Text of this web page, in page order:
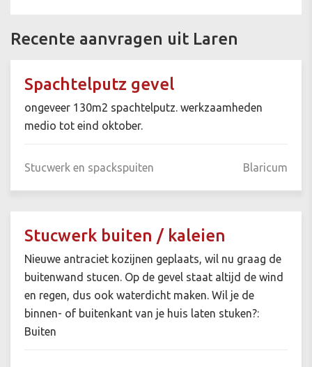
Recente aanvragen uit Laren
Spachtelputz gevel
ongeveer 130m2 spachtelputz. werkzaamheden
medio tot eind oktober.
Stucwerk en spackspuiten Blaricum
Stucwerk buiten / kaleien
Nieuwe antraciet kozijnen geplaats, wil nu graag de
buitenwand stucen. Op de gevel staat altijd de wind
en regen, dus ook waterdicht maken. Wil je de
binnen- of buitenkant van je huis laten stuken?:
Buiten